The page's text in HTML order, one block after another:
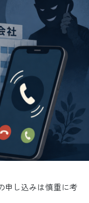
申し込みは慎重に考